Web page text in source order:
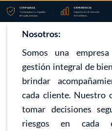
Nosotros:
Somos una
gestión integral de
brindar
cada cliente. Nuestro
tomar decisiones
riesgos en cada